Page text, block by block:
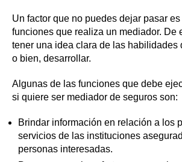
Un factor que no puedes dejar pasar
funciones que realiza un mediador. De
tener una idea clara de las habilidades
o bien, desarrollar.
Algunas de las funciones que debe
si quiere ser mediador de seguros son:
Brindar información en relación a los
servicios de las instituciones
personas interesadas.